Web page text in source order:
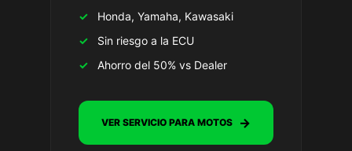
✓
Honda, Yamaha, Kawasaki
✓
Sin riesgo a la ECU
✓
Ahorro del 50% vs Dealer
VER SERVICIO PARA MOTOS →